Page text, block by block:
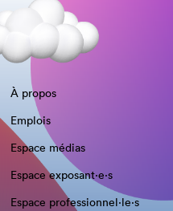
À propos
Emplois
Espace médias
Espace exposant·e⋅s
Espace professionnel·le⋅s